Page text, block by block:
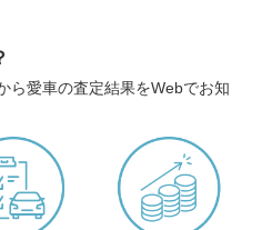
ら愛車の査定結果をWebでお知